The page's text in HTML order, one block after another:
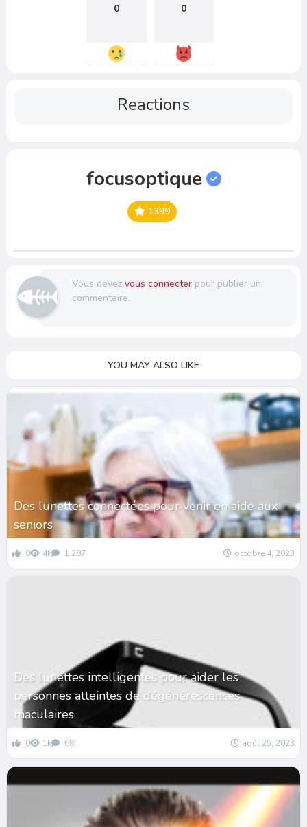
0 0
Reactions
focusoptique
1399
Vous devez vous connecterpour publier un
commentaire.
YOU MAY ALSO LIKE
Des lunettes connectées pour venir en aide aux
seniors
0 4k 1 287 octobre 4, 2023
Des lunettes intelligentes pour aider les
personnes atteintes de dégénérescences
maculaires
0 1k 68 août 25, 2023